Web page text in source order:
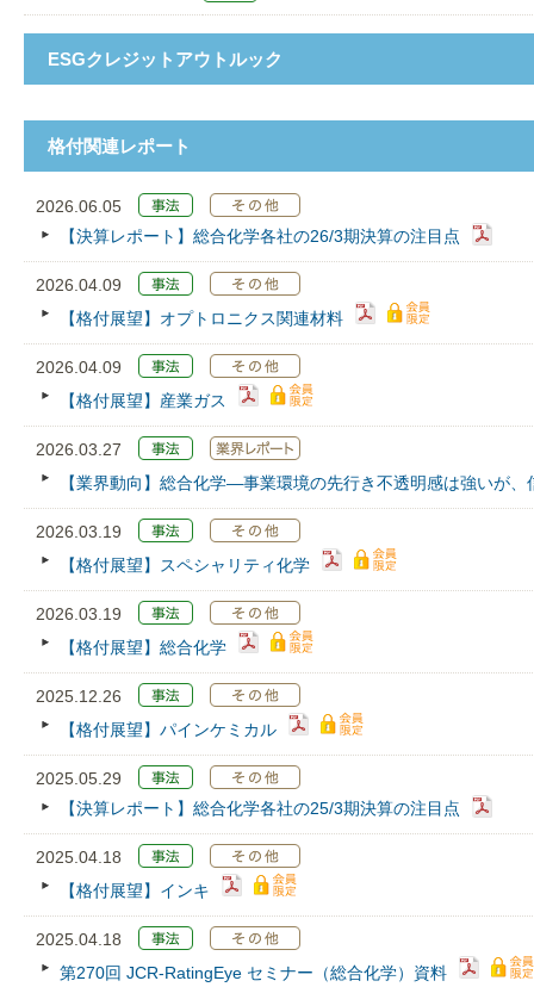
ESGクレジットアウトルック
格付関連レポート
2026.06.05
【決算レポート】総合化学各社の26/3期決算の注目点
2026.04.09
【格付展望】オプトロニクス関連材料
2026.04.09
【格付展望】産業ガス
2026.03.27
【業界動向】総合化学―事業環境の先行き不透明感は強いが
2026.03.19
【格付展望】スペシャリティ化学
2026.03.19
【格付展望】総合化学
2025.12.26
【格付展望】パインケミカル
2025.05.29
【決算レポート】総合化学各社の25/3期決算の注目点
2025.04.18
【格付展望】インキ
2025.04.18
第270回 JCR‐RatingEye セミナー（総合化学）資料